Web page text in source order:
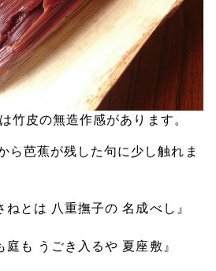
竹皮の無造作感があります。
ら芭蕉が残した句に少し触れま
とは 八重撫子の 名成べし』
も うごき入るや 夏座敷』